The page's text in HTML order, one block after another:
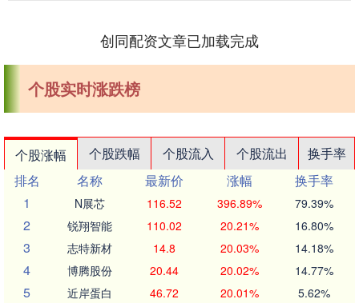
创同配资文章已加载完成
个股实时涨跌榜
个股涨幅 个股跌幅 个股流入 个股流出
换手率
排名
名称 最新价 涨幅
换手率
1
N展芯 116.52 396.89% 79.39%
2 锐翔智能 110.02 20.21% 16.80%
3 志特新材 14.8 20.03% 14.18%
4 博腾股份 20.44 20.02% 14.77%
5 近岸蛋白 46.72 20.01% 5.62%